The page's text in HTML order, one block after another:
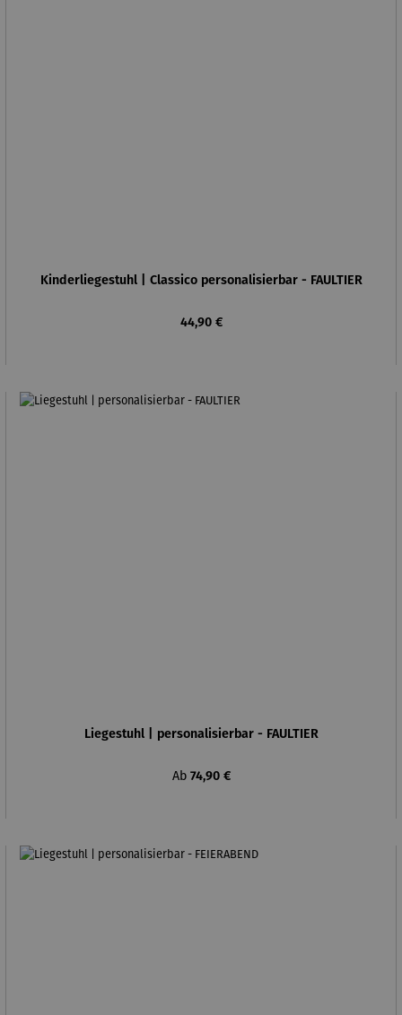
Kinderliegestuhl | Classico personalisierbar - FAULTIER
Regulärer Preis:
44,90 €
Liegestuhl | personalisierbar - FAULTIER
Regulärer Preis:
Ab 74,90 €